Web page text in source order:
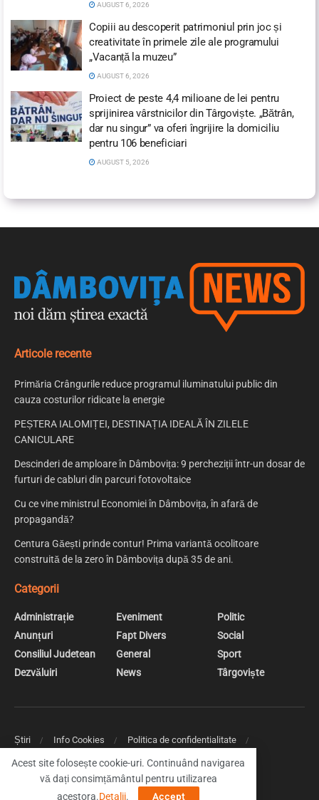
AUGUST 6, 2026
Copiii au descoperit patrimoniul prin joc și
creativitate în primele zile ale programului
„Vacanță la muzeu”
AUGUST 6, 2026
Proiect de peste 4,4 milioane de lei pentru
sprijinirea vârstnicilor din Târgoviște. „Bătrân,
dar nu singur” va oferi îngrijire la domiciliu
pentru 106 beneficiari
AUGUST 5, 2026
Articole recente
Primăria Crângurile reduce programul iluminatului public din
cauza costurilor ridicate la energie
PEȘTERA IALOMIȚEI, DESTINAȚIA IDEALĂ ÎN ZILELE
CANICULARE
Descinderi de amploare în Dâmbovița: 9 percheziții într-un dosar de
furturi de cabluri din parcuri fotovoltaice
Cu ce vine ministrul Economiei în Dâmbovița, în afară de
propagandă?
Centura Găești prinde contur! Prima variantă ocolitoare
construită de la zero în Dâmbovița după 35 de ani.
Categorii
Administrație
Anunțuri
Consiliul Judetean
Dezvăluiri
Eveniment
Fapt Divers
General
News
Politic
Social
Sport
Târgoviște
Știri Info Cookies
Politica de confidentialitate
© 2019 DambovitaNews - Cele mai noi stiri din Dambovita
Acest site folosește cookie-uri. Continuând navigarea
vă dați consimțământul pentru utilizarea
acestora.Detalii. Accept